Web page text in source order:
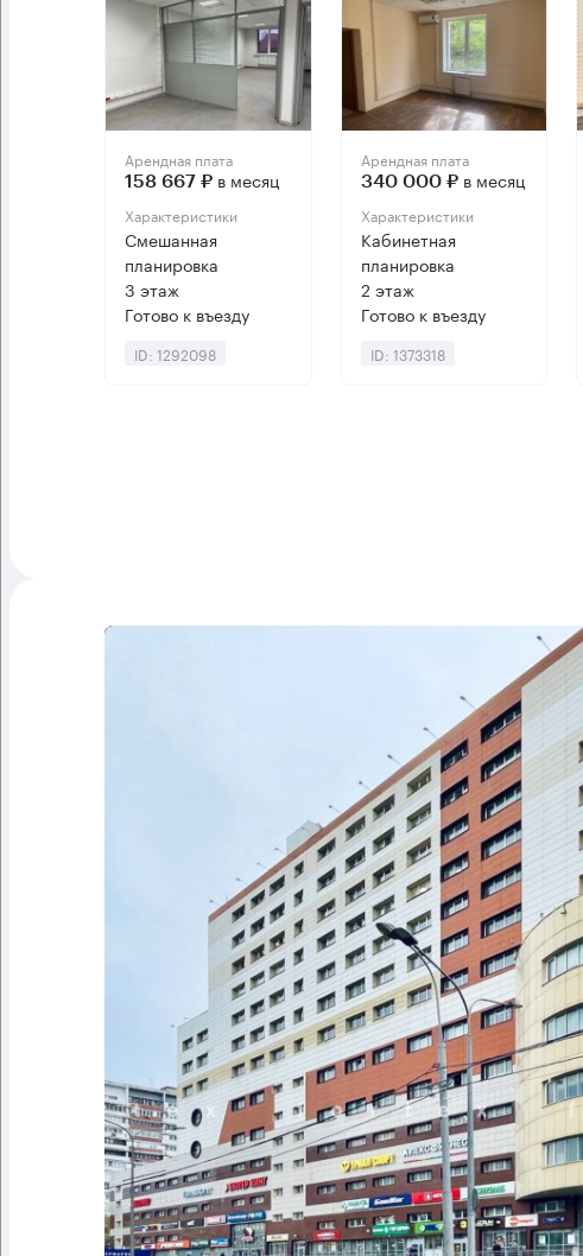
Арендная плата
158 667 ₽ в месяц
Характеристики
Смешанная
планировка
3 этаж
Готово к въезду
ID: 1292098
Арендная плата
340 000 ₽в месяц
Характеристики
Кабинетная
планировка
2 этаж
Готово к въезду
ID: 1373318